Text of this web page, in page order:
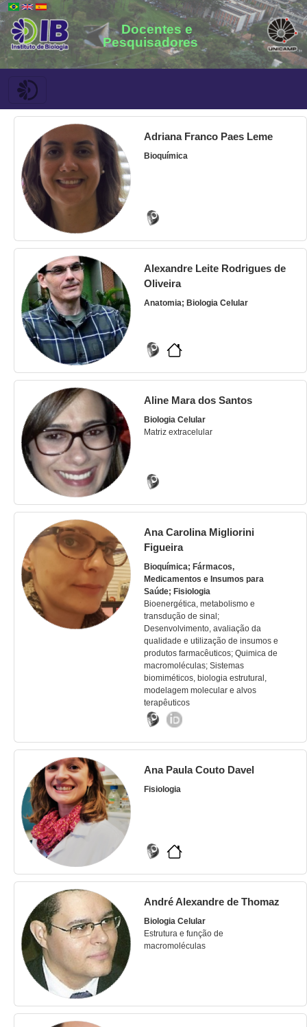
Docentes e
Pesquisadores
Adriana Franco Paes Leme
Bioquímica
Alexandre Leite Rodrigues de
Oliveira
Anatomia; Biologia Celular
Aline Mara dos Santos
Biologia Celular
Matriz extracelular
Ana Carolina Migliorini
Figueira
Bioquímica; Fármacos,
Medicamentos e Insumos para
Saúde; Fisiologia
Bioenergética, metabolismo e
transdução de sinal;
Desenvolvimento, avaliação da
qualidade e utilização de insumos e
produtos farmacêuticos; Quimica de
macromoléculas; Sistemas
biomiméticos, biologia estrutural,
modelagem molecular e alvos
terapêuticos
Ana Paula Couto Davel
Fisiologia
André Alexandre de Thomaz
Biologia Celular
Estrutura e função de
macromoléculas